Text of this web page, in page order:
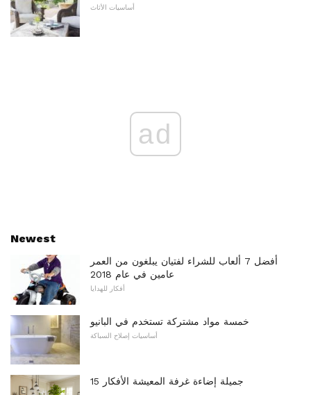
أساسيات الأثاث
ad
Newest
أفضل 7 ألعاب للشراء لفتيان يبلغون من العمر
عامين في عام 2018
أفكار للهدايا
خمسة مواد مشتركة تستخدم في البانيو
أساسيات إصلاح السباكة
15 جميلة إضاءة غرفة المعيشة الأفكار